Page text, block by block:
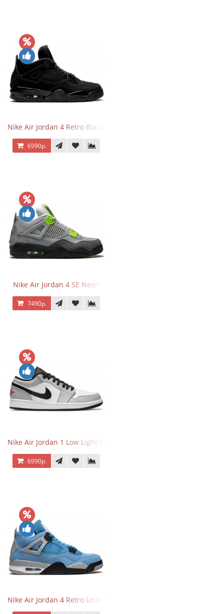
Nike Air Jordan 4 Retro Black Cat
6990р.
Nike Air Jordan 4 SE Neon
7490р.
Nike Air Jordan 1 Low Light Smoke Grey
6990р.
Nike Air Jordan 4 Retro University Blue